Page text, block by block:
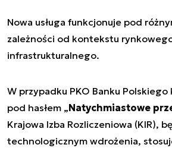
Nowa usługa funkcjonuje pod
zależności od kontekstu
infrastrukturalnego.
W przypadku PKO Banku Polskiego
pod hasłem „Natychmiastowe
Krajowa Izba Rozliczeniowa (KIR),
technologicznym wdrożenia,